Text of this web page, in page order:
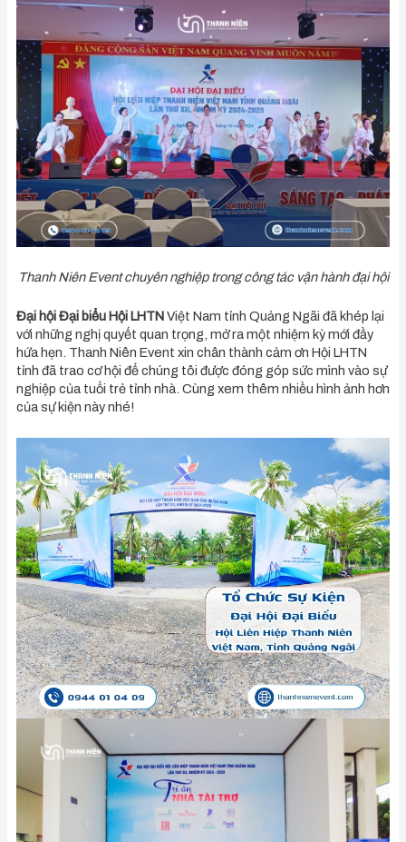
Thanh Niên Event chuyên nghiệp trong công tác vận hành đại hội
Đại hội Đại biểu Hội LHTNViệt Nam tỉnh Quảng Ngãi đã khép lại
với những nghị quyết quan trọng, mở ra một nhiệm kỳ mới đầy
hứa hẹn. Thanh Niên Event xin chân thành cảm ơn Hội LHTN
tỉnh đã trao cơ hội để chúng tôi được đóng góp sức mình vào sự
nghiệp của tuổi trẻ tỉnh nhà. Cùng xem thêm nhiều hình ảnh hơn
của sự kiện này nhé!